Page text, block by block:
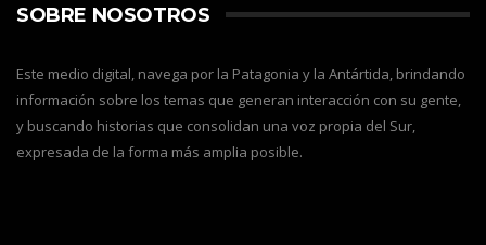
SOBRE NOSOTROS
Este medio digital, navega por la Patagonia y la Antártida, brindando
información sobre los temas que generan interacción con su gente,
y buscando historias que consolidan una voz propia del Sur,
expresada de la forma más amplia posible.